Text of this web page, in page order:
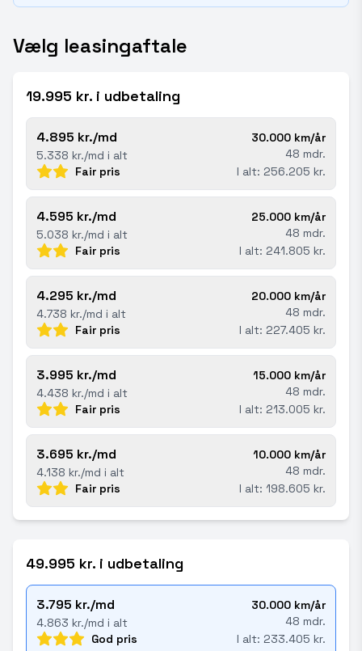
Vælg leasingaftale
19.995 kr. i udbetaling
4.895 kr./md
5.338 kr./md i alt
30.000 km/år
48 mdr.
Fair pris
I alt: 256.205 kr.
4.595 kr./md
5.038 kr./md i alt
25.000 km/år
48 mdr.
Fair pris
I alt: 241.805 kr.
4.295 kr./md
4.738 kr./md i alt
20.000 km/år
48 mdr.
Fair pris
I alt: 227.405 kr.
3.995 kr./md
4.438 kr./md i alt
15.000 km/år
48 mdr.
Fair pris
I alt: 213.005 kr.
3.695 kr./md
4.138 kr./md i alt
10.000 km/år
48 mdr.
Fair pris
I alt: 198.605 kr.
49.995 kr. i udbetaling
3.795 kr./md
4.863 kr./md i alt
30.000 km/år
48 mdr.
God pris
I alt: 233.405 kr.